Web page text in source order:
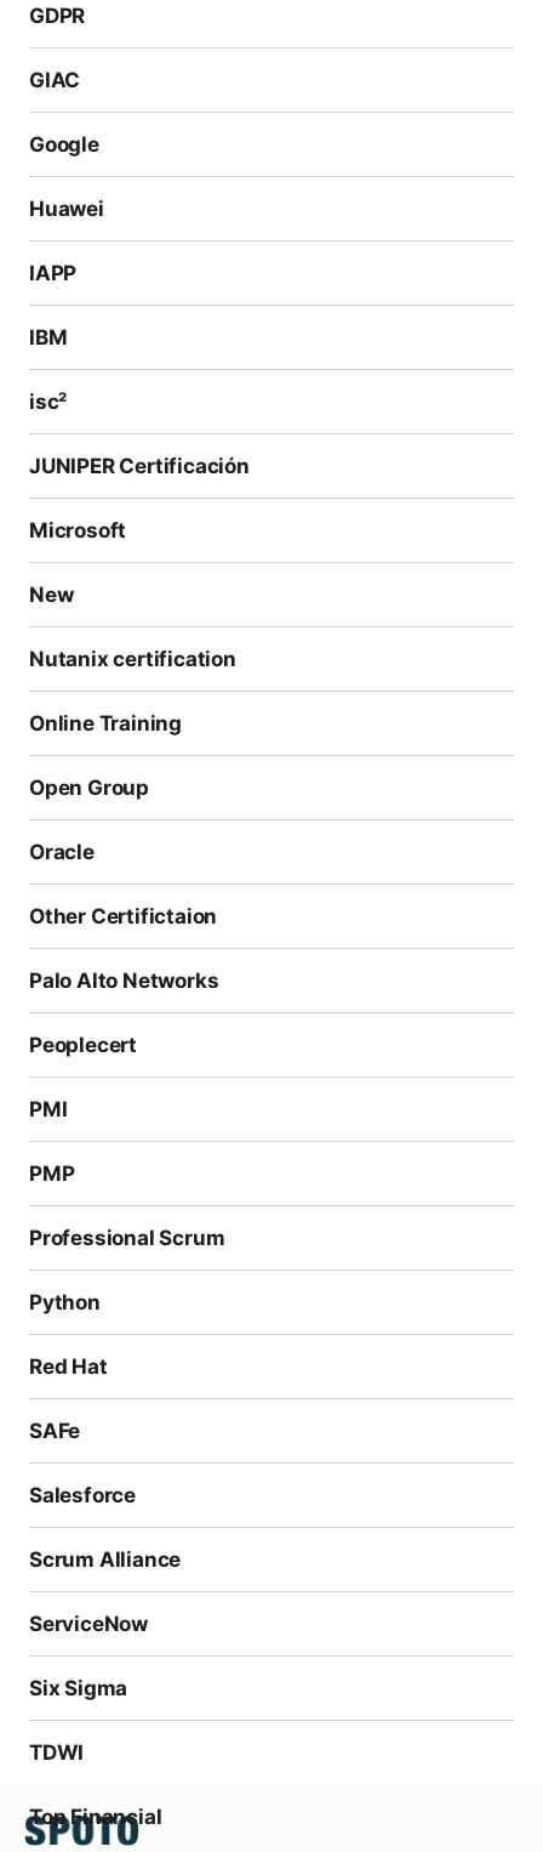
GDPR
GIAC
Google
Huawei
IAPP
IBM
isc²
JUNIPER Certificación
Microsoft
New
Nutanix certification
Online Training
Open Group
Oracle
Other Certifictaion
Palo Alto Networks
Peoplecert
PMI
PMP
Professional Scrum
Python
Red Hat
SAFe
Salesforce
Scrum Alliance
ServiceNow
Six Sigma
TDWI
Top Financial